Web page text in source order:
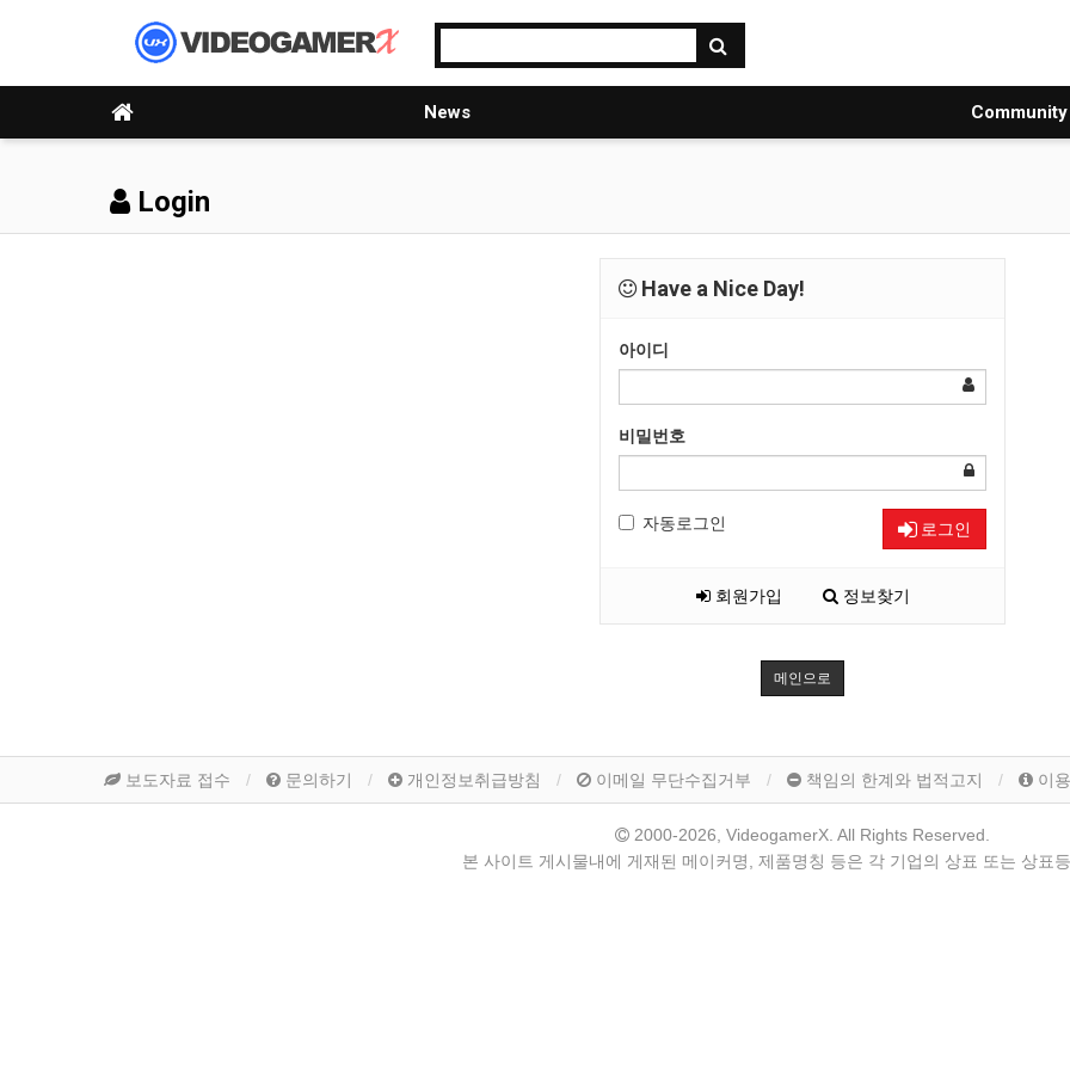
News Community
Login
Have a Nice Day!
아이디
비밀번호
자동로그인 로그인
회원가입 정보찾기
메인으로
보도자료 접수 문의하기 개인정보취급방침 이메일 무단수집거부 책임의 한계와 법적고지 이
2000-2026, VideogamerX. All Rights Reserved.
본 사이트 게시물내에 게재된 메이커명, 제품명칭 등은 각 기업의 상표 또는 상표